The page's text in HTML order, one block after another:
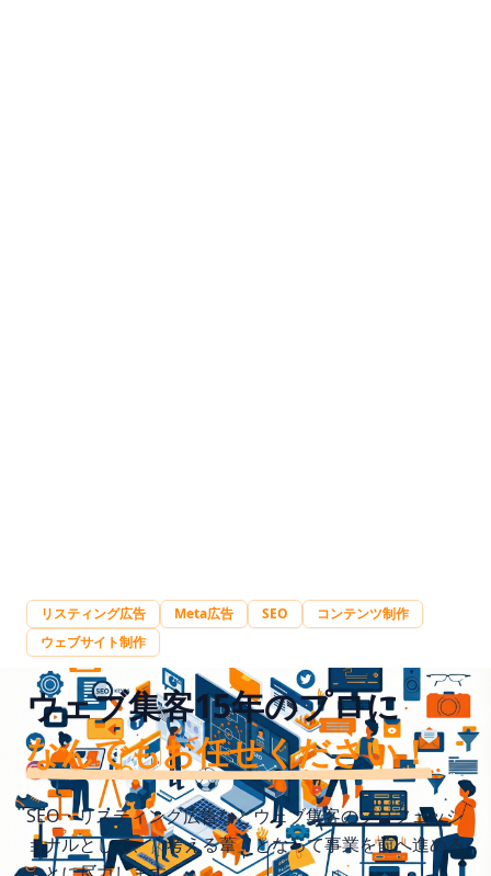
リスティング広告 Meta広告 SEO
コンテンツ制作
ウェブサイト制作
ウェブ集客15年のプロに
なんでもお任せください！
SEO・リスティング広告などウェブ集客のプロフェッシ
ョナルとして、「考える葦」となって事業を前へ進める